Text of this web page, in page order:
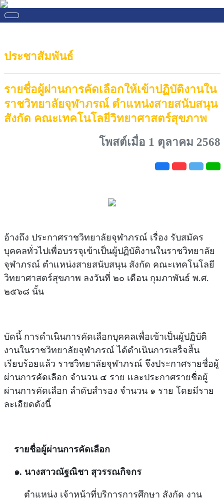
ประชาสัมพันธ์
รายชื่อผู้ผ่านการคัดเลือกให้เข้าปฏิบัติงานใน
ราชวิทยาลัยจุฬาภรณ์ ตำแหน่งสายสนับสนุน
สังกัด คณะเทคโนโลยีวิทยาศาสตร์สุขภาพ
โพสต์เมื่อ 1 ตุลาคม 2568
อ้างถึง ประกาศราชวิทยาลัยจุฬาภรณ์ เรื่อง รับสมัคร
บุคคลทั่วไปเพื่อบรรจุเข้าเป็นผู้ปฏิบัติงานในราชวิทยาลัย
จุฬาภรณ์ ตำแหน่งสายสนับสนุน สังกัด คณะเทคโนโลยี
วิทยาศาสตร์สุขภาพ ลงวันที่ ๒๐ เดือน กุมภาพันธ์ พ.ศ.
๒๕๖๘ นั้น
บัดนี้ การดำเนินการคัดเลือกบุคคลเพื่อเข้าเป็นผู้ปฏิบัติ
งานในราชวิทยาลัยจุฬาภรณ์ ได้ดำเนินการเสร็จสิ้น
เรียบร้อยแล้ว ราชวิทยาลัยจุฬาภรณ์ จึงประกาศรายชื่อผู้
ผ่านการคัดเลือก จำนวน ๔ ราย เเละประกาศรายชื่อผู้
ผ่านการคัดเลือก ลำดับสำรอง จำนวน ๑ ราย โดยมีราย
ละเอียดดังนี้
รายชื่อผู้ผ่านการคัดเลือก
๑. นางสาวณัฐณิชา สุวรรณกิจกร
ตำแหน่ง เจ้าหน้าที่บริการการศึกษา สังกัด งาน